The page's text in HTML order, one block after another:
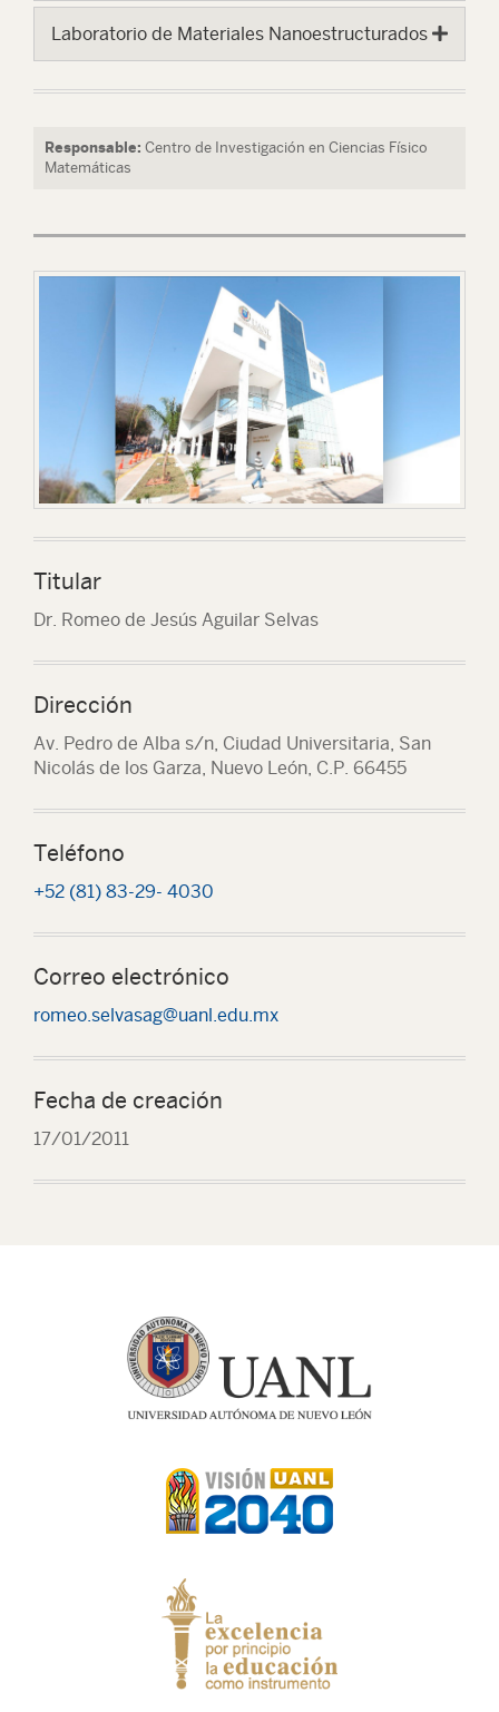
Laboratorio de Materiales Nanoestructurados
Responsable: Centro de Investigación en Ciencias Físico
Matemáticas
Titular
Dr. Romeo de Jesús Aguilar Selvas
Dirección
Av. Pedro de Alba s/n, Ciudad Universitaria, San
Nicolás de los Garza, Nuevo León, C.P. 66455
Teléfono
+52 (81) 83-29- 4030
Correo electrónico
romeo.selvasag@uanl.edu.mx
Fecha de creación
17/01/2011